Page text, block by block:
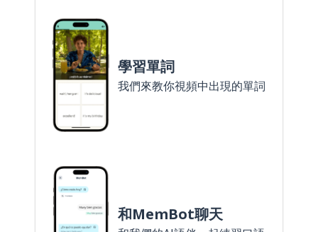
學習單詞
我們來教你視頻中出現的單詞
和MemBot聊天